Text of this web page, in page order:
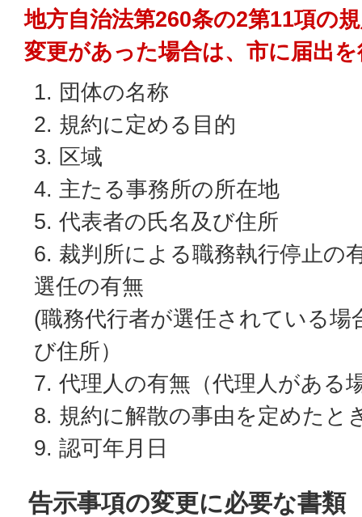
地方自治法第260条の2第11項の
変更があった場合は、市に届出
団体の名称
規約に定める目的
区域
主たる事務所の所在地
代表者の氏名及び住所
裁判所による職務執行停止の
選任の有無
(職務代行者が選任されている場
び住所）
代理人の有無（代理人がある
規約に解散の事由を定めたと
認可年月日
告示事項の変更に必要な書類